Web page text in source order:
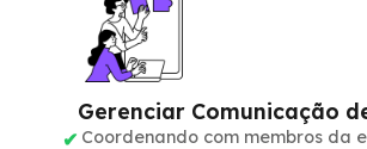
Gerenciar Comunicação
Coordenando com membros da